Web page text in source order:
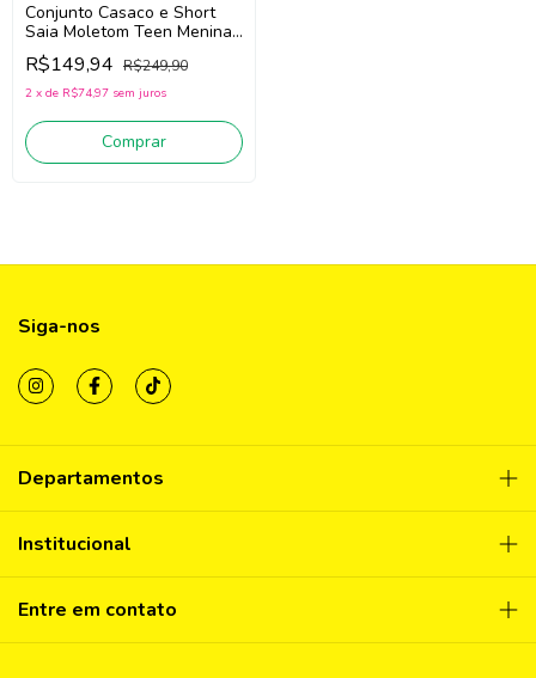
Conjunto Casaco e Short
Saia Moletom Teen Menina
Nina Go! 2261037 (Azul)
R$149,94 R$249,90
2 x de R$74,97 sem juros
Comprar
Siga-nos
Departamentos
Institucional
Entre em contato